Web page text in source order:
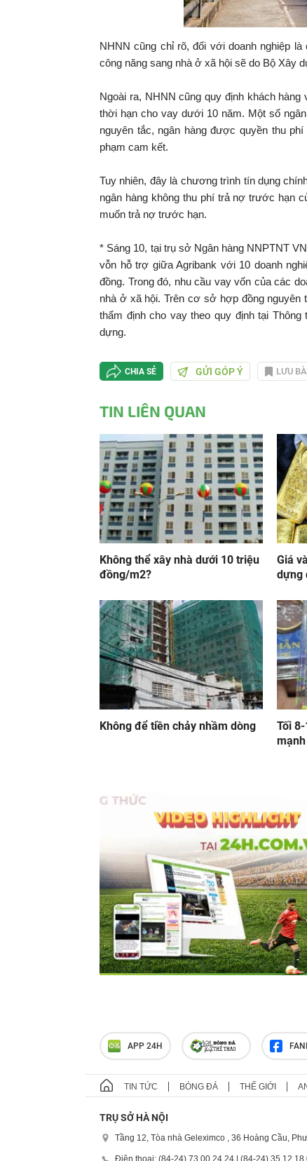
NHNN cũng chỉ rõ, đối với doanh nghiệp
công năng sang nhà ở xã hội sẽ do Bộ Xây
Ngoài ra, NHNN cũng quy định khách
thời hạn cho vay dưới 10 năm. Một số
nguyên tắc, ngân hàng được quyền thu
phạm cam kết.
Tuy nhiên, đây là chương trình tín dụng
ngân hàng không thu phí trả nợ trước hạn
muốn trả nợ trước hạn.
* Sáng 10, tại trụ sở Ngân hàng NNPTNT
vỗn hỗ trợ giữa Agribank với 10 doanh
đồng. Trong đó, nhu cầu vay vốn của các
nhà ở xã hội. Trên cơ sở hợp đồng nguyên
thẩm định cho vay theo quy định tại
dựng.
CHIA SẺ GỬI GÓP Ý LƯU
TIN LIÊN QUAN
Không thể xây nhà dưới 10 triệu
đồng/m2?
Giá
dựng
Không để tiền chảy nhầm dòng
Tối
mạnh
APP 24H
TIN TỨC BÓNG ĐÁ THẾ GIỚI
TRỤ SỞ HÀ NỘI
Tầng 12, Tòa nhà Geleximco , 36 Hoàng Cầu,
Điện thoại: (84-24) 73 00 24 24 | (84-24) 35 12 18